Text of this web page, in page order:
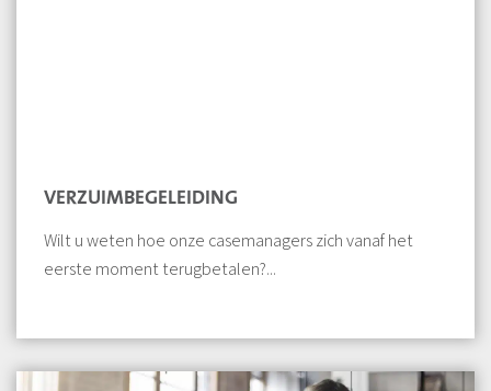
VERZUIMBEGELEIDING
Wilt u weten hoe onze casemanagers zich vanaf het
eerste moment terugbetalen?...